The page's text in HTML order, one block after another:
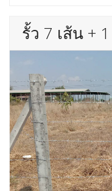
รั้ว 7 เส้น +